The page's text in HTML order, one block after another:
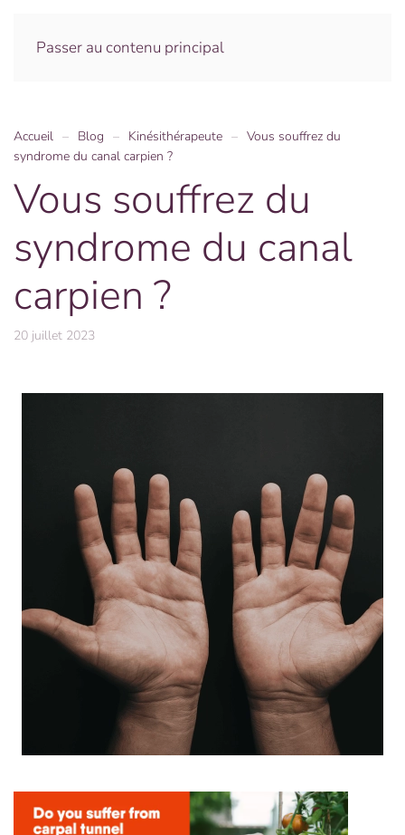
Passer au contenu principal
Accueil Blog Kinésithérapeute
Vous souffrez du
syndrome du canal carpien ?
Vous souffrez du
syndrome du canal
carpien ?
20 juillet 2023